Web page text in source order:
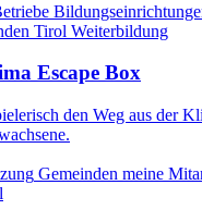
Tirol Weiterbildung
Escape Box
den Weg aus der
Gemeinden meine